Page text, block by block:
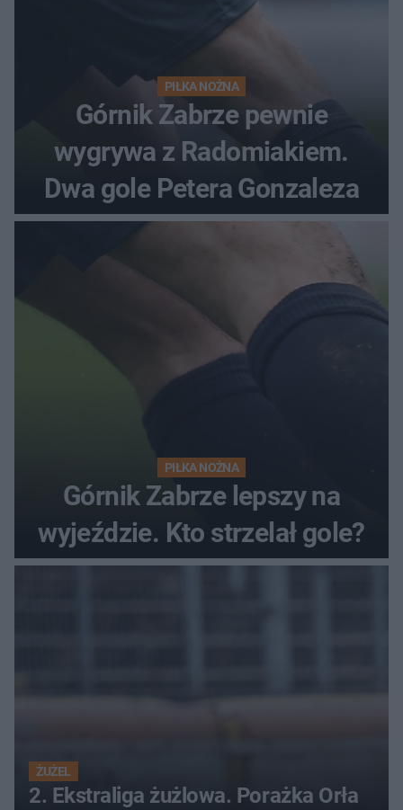
PIŁKA NOŻNA
Górnik Zabrze pewnie
wygrywa z Radomiakiem.
Dwa gole Petera Gonzaleza
PIŁKA NOŻNA
Górnik Zabrze lepszy na
wyjeździe. Kto strzelał gole?
ŻUŻEL
2. Ekstraliga żużlowa. Porażka Orła